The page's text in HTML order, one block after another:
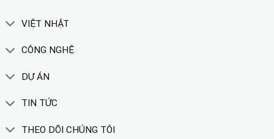
VIỆT NHẬT
CÔNG NGHỆ
DỰ ÁN
TIN TỨC
THEO DÕI CHÚNG TÔI